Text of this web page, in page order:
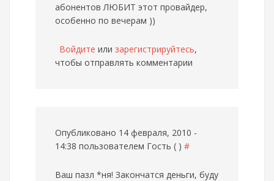
абонентов ЛЮБИТ этот провайдер,
особенно по вечерам ))
Войдите или зарегистрируйтесь,
чтобы отправлять комментарии
Опубликовано 14 февраля, 2010 -
14:38 пользователем Гость ( ) #
Ваш пазл *ня! Закончатся деньги, буду